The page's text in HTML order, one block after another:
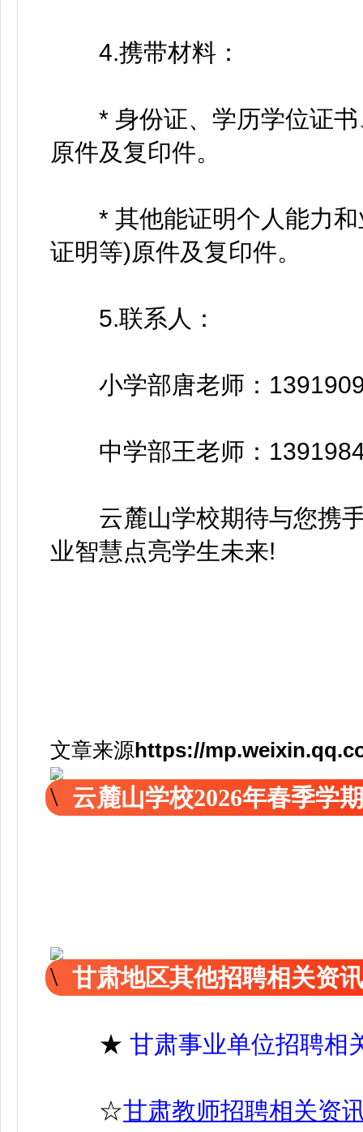
4.携带材料：
* 身份证、学历学位证书
原件及复印件。
* 其他能证明个人能力和
证明等)原件及复印件。
5.联系人：
小学部唐老师：
中学部王老师：
云麓山学校期待与您携手
业智慧点亮学生未来!
文章来源 https://
云麓山学校2026年春季学
甘肃地区其他招聘相关资
★ 甘肃事业单位招聘相
☆甘肃教师招聘相关资